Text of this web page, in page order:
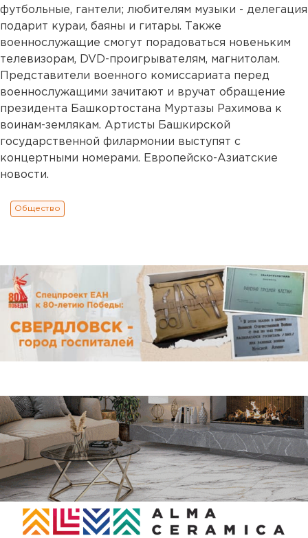
футбольные, гантели; любителям музыки - делегация
подарит кураи, баяны и гитары. Также
военнослужащие смогут порадоваться новеньким
телевизорам, DVD-проигрывателям, магнитолам.
Представители военного комиссариата перед
военнослужащими зачитают и вручат обращение
президента Башкортостана Муртазы Рахимова к
воинам-землякам. Артисты Башкирской
государственной филармонии выступят с
концертными номерами. Европейско-Азиатские
новости.
Общество